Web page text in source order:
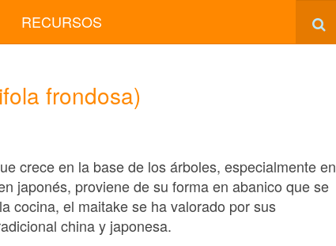
RECURSOS
frondosa)
crece en la base de los árboles, especialmente en
japonés, proviene de su forma en abanico que se
cocina, el maitake se ha valorado por sus
china y japonesa.